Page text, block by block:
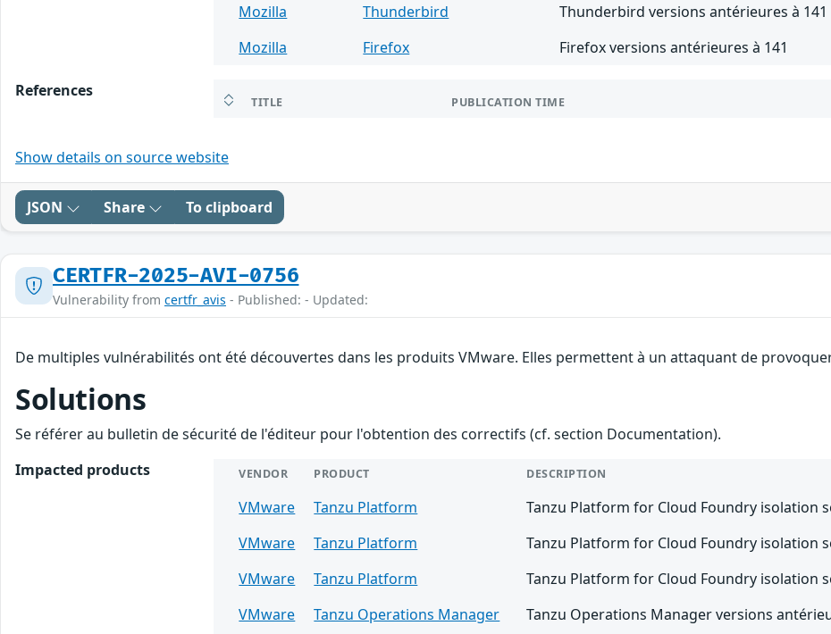
Mozilla
Thunderbird
Thunderbird versions antérieures à 141
Mozilla
Firefox Firefox versions antérieures à 141
References
TITLE PUBLICATION TIME
Show details on source website
JSON Share To clipboard
CERTFR-2025-AVI-0756
Vulnerability from certfr_avis - Published: - Updated:
De multiples vulnérabilités ont été découvertes dans les produits VMware. Elles permettent à un attaquant de
Solutions
Se référer au bulletin de sécurité de l'éditeur pour l'obtention des correctifs (cf. section Documentation).
Impacted products
VENDOR PRODUCT DESCRIPTION
VMware Tanzu Platform
Tanzu Platform for Cloud Foundry isolation
VMware
Tanzu Platform
Tanzu Platform for Cloud Foundry isolation
VMware
Tanzu Platform
Tanzu Platform for Cloud Foundry isolation
VMware
Tanzu Operations Manager
Tanzu Operations Manager versions